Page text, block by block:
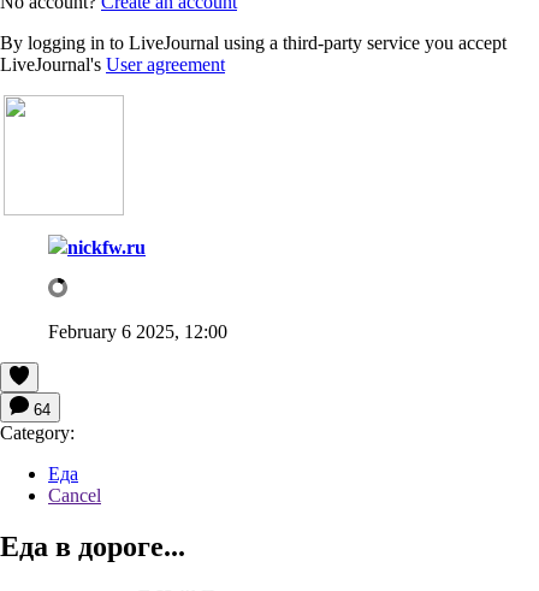
By logging in to LiveJournal using a third-party service you accept
LiveJournal's User agreement
nickfw.ru
February 6 2025, 12:00
64
Category:
Еда
Cancel
Еда в дороге...